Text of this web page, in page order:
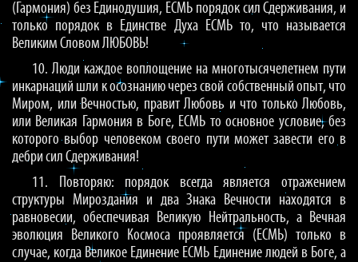
(Гармония) без Единодушия, ЕСМЬ порядок сил Сдерживания, и
только порядок в Единстве Духа ЕСМЬ то, что называется
Великим Словом ЛЮБОВЬ!
10. Люди каждое воплощение на многотысячелетнем пути
инкарнаций шли к осознанию через свой собственный опыт, что
Миром, или Вечностью, правит Любовь и что только Любовь,
или Великая Гармония в Боге, ЕСМЬ то основное условие, без
которого выбор человеком своего пути может завести его в
дебри сил Сдерживания!
11. Повторяю: порядок всегда является отражением
структуры Мироздания и два Знака Вечности находятся в
равновесии, обеспечивая Великую Нейтральность, а Вечная
эволюция Великого Космоса проявляется (ЕСМЬ) только в
случае, когда Великое Единение ЕСМЬ Единение людей в Боге, а